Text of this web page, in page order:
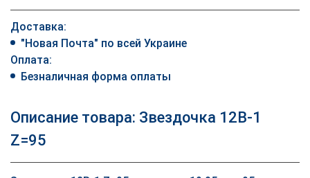
Доставка:
"Новая Почта" по всей Украине
Оплата:
Безналичная форма оплаты
Описание товара: Звездочка 12B-1
Z=95